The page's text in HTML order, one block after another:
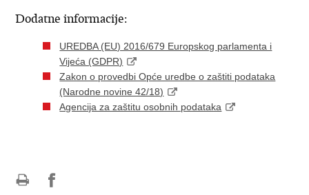
Dodatne informacije:
UREDBA (EU) 2016/679 Europskog parlamenta i
Vijeća (GDPR)
Zakon o provedbi Opće uredbe o zaštiti podataka
(Narodne novine 42/18)
Agencija za zaštitu osobnih podataka